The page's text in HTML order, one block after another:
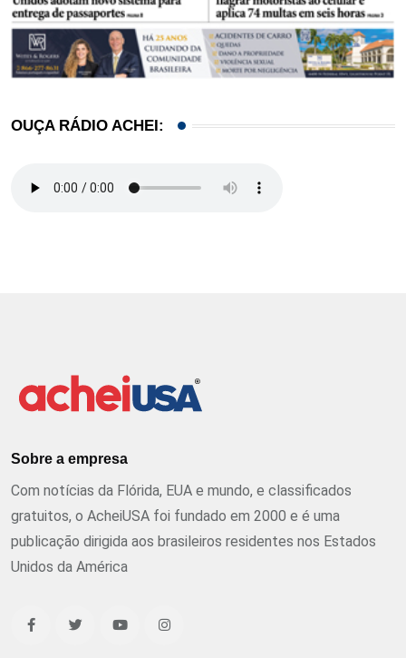
OUÇA RÁDIO ACHEI:
Sobre a empresa
Com notícias da Flórida, EUA e mundo, e classificados
gratuitos, o AcheiUSA foi fundado em 2000 e é uma
publicação dirigida aos brasileiros residentes nos Estados
Unidos da América